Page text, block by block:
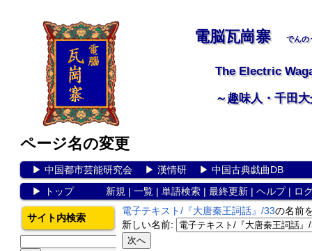
電脳瓦崗寨 でんの
The Electric
～趣味人・千田
ページ名の変更
▶ 中国都市芸能研究会▶ 漢情研▶ 中国古典戯曲DB
▶
トップ 新規 | 一覧| 単語検索| 最終更新| ヘルプ| ロ
電子テキスト/『大唐秦王詞話』/33の名前
新しい名前:
サイト内検索